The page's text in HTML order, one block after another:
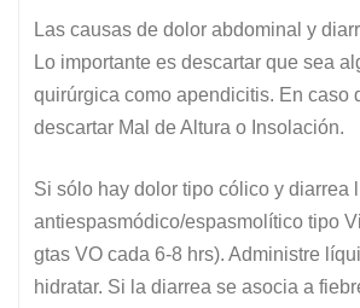
Las causas de dolor abdominal y
Lo importante es descartar que sea
quirúrgica como apendicitis. En caso
descartar Mal de Altura o Insolación.
Si sólo hay dolor tipo cólico y diarrea
antiespasmódico/espasmolítico tipo
gtas VO cada 6-8 hrs). Administre
hidratar. Si la diarrea se asocia a